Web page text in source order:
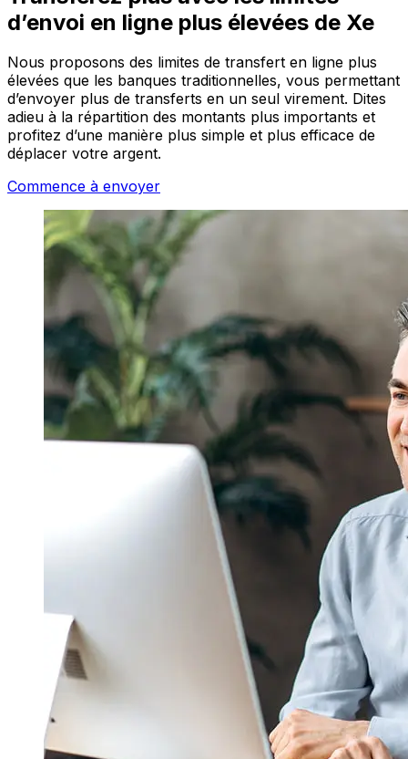
d’envoi en ligne plus élevées de Xe
Nous proposons des limites de transfert en ligne plus
élevées que les banques traditionnelles, vous permettant
d’envoyer plus de transferts en un seul virement. Dites
adieu à la répartition des montants plus importants et
profitez d’une manière plus simple et plus efficace de
déplacer votre argent.
Commence à envoyer